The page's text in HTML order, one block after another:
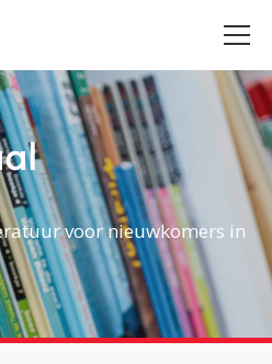
voor nieuwkomers in